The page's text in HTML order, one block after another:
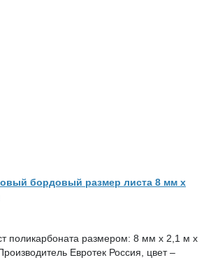
бордовый размер листа 8 мм x
поликарбоната размером: 8 мм х 2,1 м х
Евротек Россия, цвет –